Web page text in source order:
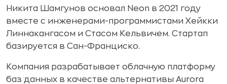
Никита Шамгунов основал Neon в 2021 году
вместе с инженерами-программистами Хейкки
Линнакангасом и Стасом Кельвичем. Стартап
базируется в Сан-Франциско.
Компания разрабатывает облачную платформу
баз данных в качестве альтернативы Aurora